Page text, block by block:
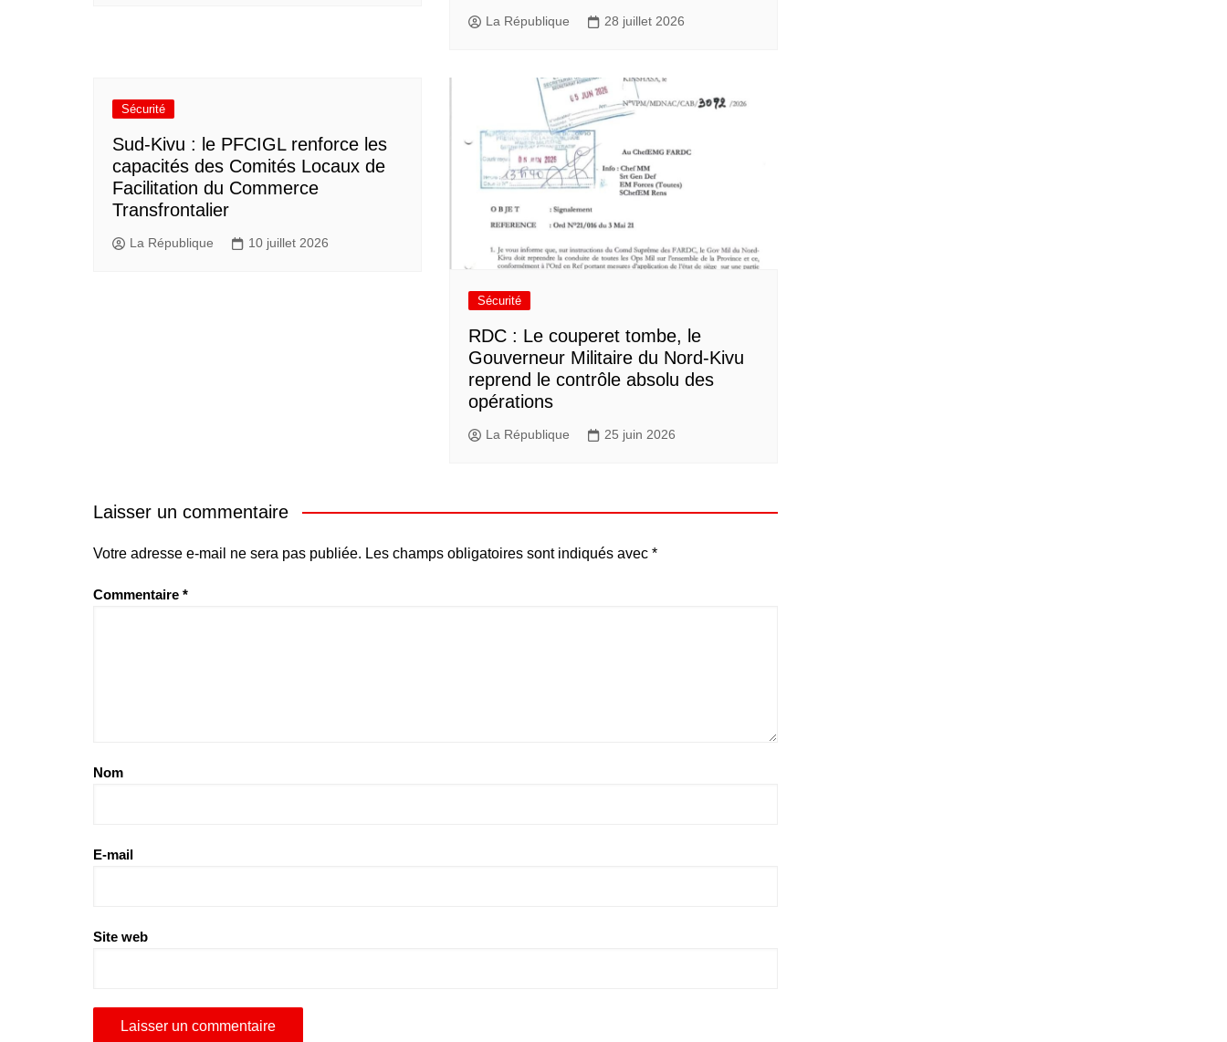
La République 28 juillet 2026
Sécurité
Sud-Kivu : le PFCIGL renforce les
capacités des Comités Locaux de
Facilitation du Commerce
Transfrontalier
La République 10 juillet 2026
Sécurité
RDC : Le couperet tombe, le
Gouverneur Militaire du Nord-Kivu
reprend le contrôle absolu des
opérations
La République 25 juin 2026
Laisser un commentaire
Votre adresse e-mail ne sera pas publiée. Les champs obligatoires sont indiqués avec *
Commentaire *
Nom
E-mail
Site web